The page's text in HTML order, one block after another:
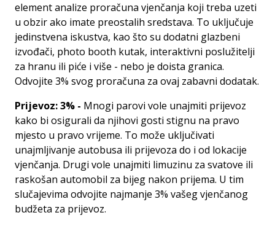
element analize proračuna vjenčanja koji treba uzeti
u obzir ako imate preostalih sredstava. To uključuje
jedinstvena iskustva, kao što su dodatni glazbeni
izvođači, photo booth kutak, interaktivni poslužitelji
za hranu ili piće i više - nebo je doista granica.
Odvojite 3% svog proračuna za ovaj zabavni dodatak.
Prijevoz: 3% - Mnogi parovi vole unajmiti prijevoz
kako bi osigurali da njihovi gosti stignu na pravo
mjesto u pravo vrijeme. To može uključivati ​​
unajmljivanje autobusa ili prijevoza do i od lokacije
vjenčanja. Drugi vole unajmiti limuzinu za svatove ili
raskošan automobil za bijeg nakon prijema. U tim
slučajevima odvojite najmanje 3% vašeg vjenčanog
budžeta za prijevoz.